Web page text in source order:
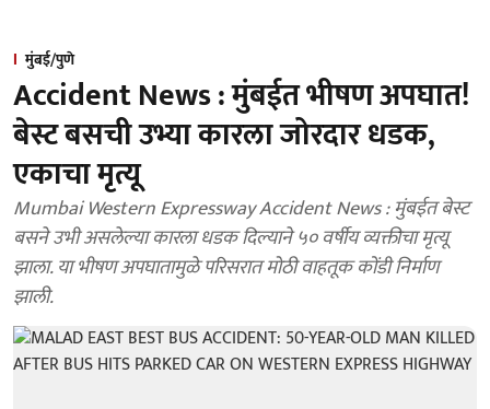
मुंबई/पुणे
Accident News : मुंबईत भीषण अपघात!
बेस्ट बसची उभ्या कारला जोरदार धडक,
एकाचा मृत्यू
Mumbai Western Expressway Accident News : मुंबईत बेस्ट
बसने उभी असलेल्या कारला धडक दिल्याने ५० वर्षीय व्यक्तीचा मृत्यू
झाला. या भीषण अपघातामुळे परिसरात मोठी वाहतूक कोंडी निर्माण
झाली.